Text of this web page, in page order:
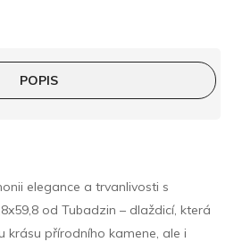
POPIS
elegance a trvanlivosti s
od Tubadzin – dlaždicí, která
krásu přírodního kamene, ale i